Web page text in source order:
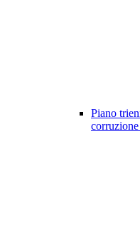
Piano
corruzione